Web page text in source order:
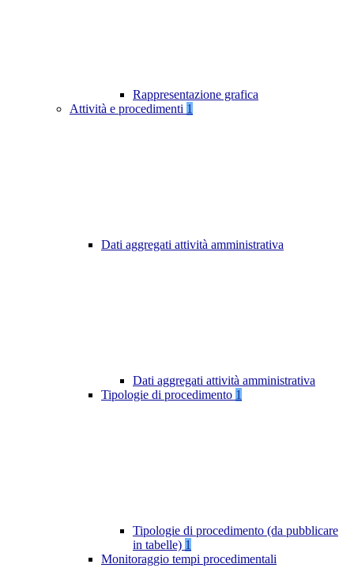
Rappresentazione grafica
Attività e procedimenti 1
Dati aggregati attività amministrativa
Dati aggregati attività amministrativa
Tipologie di procedimento 1
Tipologie di procedimento (da pubblicare
in tabelle) 1
Monitoraggio tempi procedimentali